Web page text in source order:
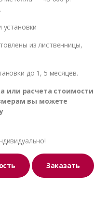
установки
из лиственницы,
до 1, 5 месяцев.
или расчета стоимости
вы можете
Заказать